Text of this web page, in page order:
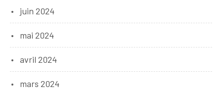
juin 2024
mai 2024
avril 2024
mars 2024